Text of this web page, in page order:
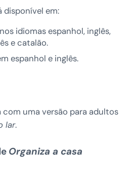
disponível em:
nos idiomas espanhol, inglês,
e catalão.
espanhol e inglês.
uma versão para adultos
lar.
Organiza a casa